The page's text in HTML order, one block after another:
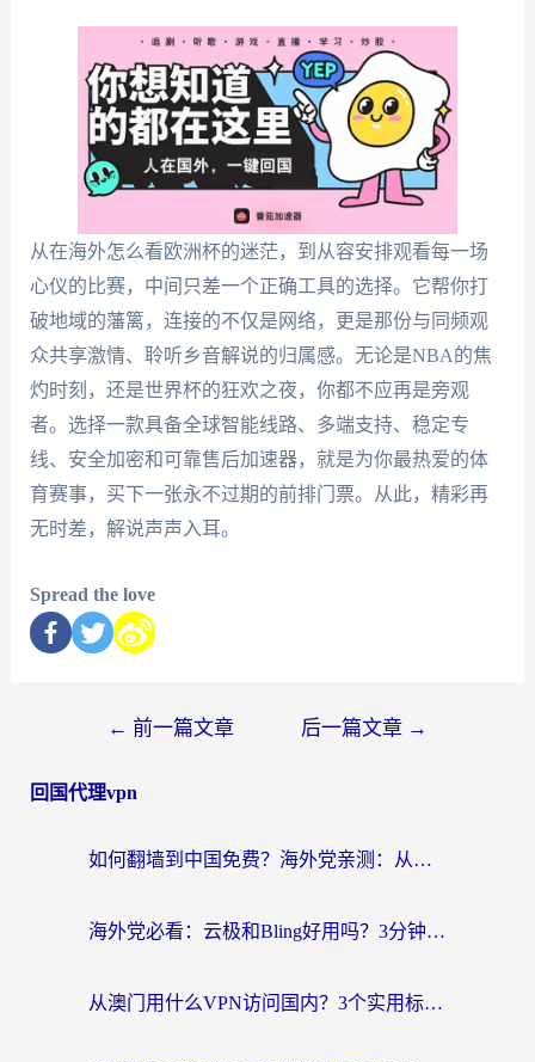
从在海外怎么看欧洲杯的迷茫，到从容安排观看每一场
心仪的比赛，中间只差一个正确工具的选择。它帮你打
破地域的藩篱，连接的不仅是网络，更是那份与同频观
众共享激情、聆听乡音解说的归属感。无论是NBA的焦
灼时刻，还是世界杯的狂欢之夜，你都不应再是旁观
者。选择一款具备全球智能线路、多端支持、稳定专
线、安全加密和可靠售后加速器，就是为你最热爱的体
育赛事，买下一张永不过期的前排门票。从此，精彩再
无时差，解说声声入耳。
Spread the love
← 前一篇文章 后一篇文章 →
回国代理vpn
如何翻墙到中国免费？海外党亲测：从踩坑到选对加速器的全攻略
海外党必看：云极和Bling好用吗？3分钟教你选对回国加速器
从澳门用什么VPN访问国内？3个实用标准帮你避开坑，无缝刷剧听歌